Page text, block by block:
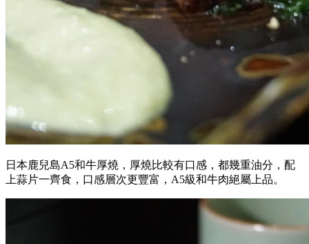
日本鹿兒島A5和牛厚燒，厚燒比較有口感，都幾重油分，配
上蒜片一齊食，口感層次更豐富，A5級和牛肉絕屬上品。